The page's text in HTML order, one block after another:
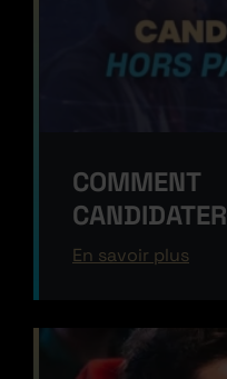
COMMENT
CANDIDATER
En savoir plus